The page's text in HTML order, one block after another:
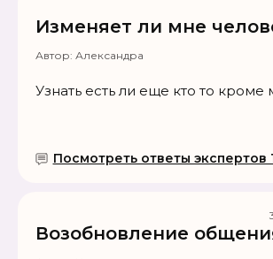
Изменяет ли мне
Автор: Александра
Узнать есть ли еще кто то кроме
Посмотреть ответы экспертов
Возобновление